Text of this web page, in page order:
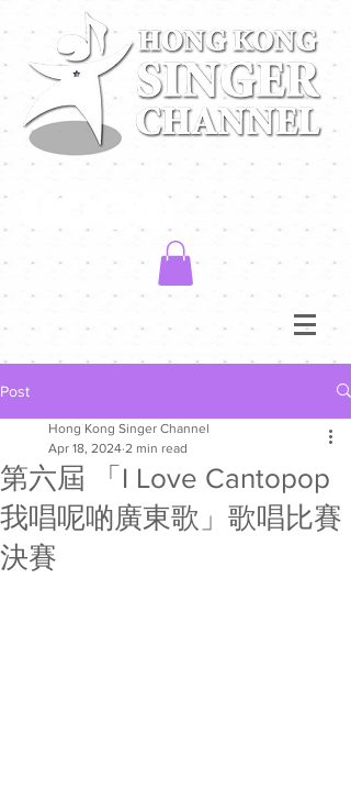
Post
第六屆 「I Love Cantopop
我唱呢啲廣東歌」歌唱比賽
決賽
Hong Kong Singer Channel
Apr 18, 2024 2 min read